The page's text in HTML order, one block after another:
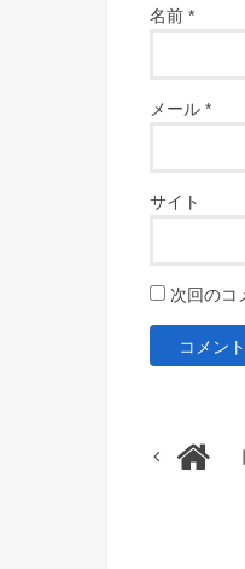
名前 *
メール *
サイト
次回のコ